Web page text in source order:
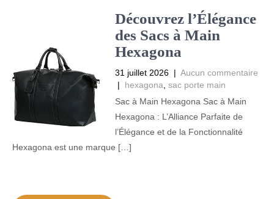
Découvrez l’Élégance
des Sacs à Main
Hexagona
31 juillet 2026 | Aucun commentaire
| hexagona sac porte main
Sac à Main Hexagona Sac à Main
Hexagona : L’Alliance Parfaite de
l’Élégance et de la Fonctionnalité
Hexagona est une marque […]